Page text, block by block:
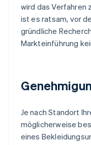
wird das Verfahren
ist es ratsam, vor
gründliche
Markteinführung
Je nach Standort
möglicherweise
eines